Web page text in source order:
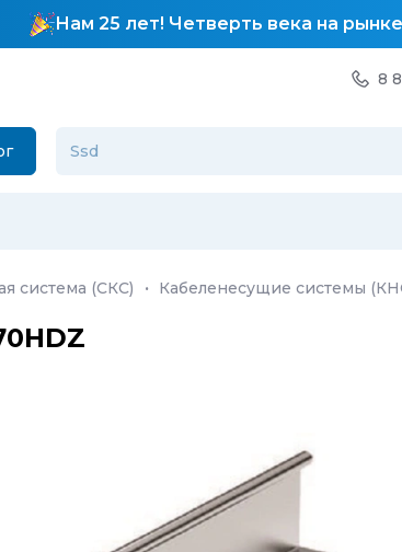
Нам 25 лет! Четверть века на
8
система (СКС) · Кабеленесущие системы